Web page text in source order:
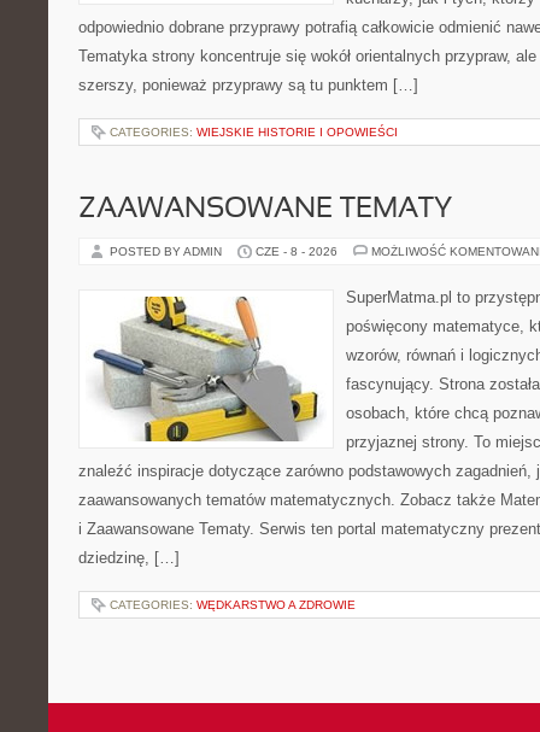
odpowiednio dobrane przyprawy potrafią całkowicie odmienić
Tematyka strony koncentruje się wokół orientalnych przypraw,
szerszy, ponieważ przyprawy są tu punktem […]
CATEGORIES: WIEJSKIE HISTORIE I OPOWIEŚCI
ZAAWANSOWANE TEMATY
POSTED BY ADMIN CZE - 8 - 2026 MOŻLIWOŚĆ
SuperMatma.pl to
poświęcony matematyce,
wzorów, równań i
fascynujący. Strona
osobach, które chcą
przyjaznej strony. To
znaleźć inspiracje dotyczące zarówno podstawowych zagadnień,
zaawansowanych tematów matematycznych. Zobacz także
i Zaawansowane Tematy. Serwis ten portal matematyczny
dziedzinę, […]
CATEGORIES: WĘDKARSTWO A ZDROWIE